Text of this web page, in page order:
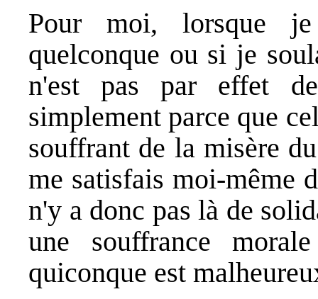
Pour moi, lorsque
quelconque ou si je
n'est pas par effet
simplement parce que
souffrant de la misère
me satisfais moi-même
n'y a donc pas là de
une souffrance
quiconque est